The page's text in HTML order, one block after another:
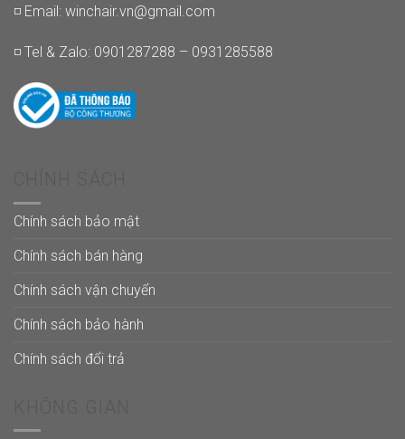
◽ Email: winchair.vn@gmail.com
◽ Tel & Zalo: 0901287288 – 0931285588
Chính sách bảo mật
Chính sách bán hàng
Chính sách vận chuyển
Chính sách bảo hành
Chính sách đổi trả